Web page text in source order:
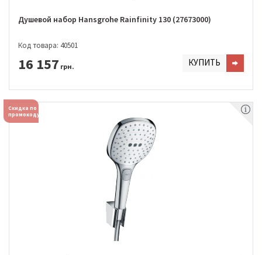
Душевой набор Hansgrohe Rainfinity 130 (27673000)
Код товара: 40501
16 157 грн. КУПИТЬ
Скидка по
промокоду